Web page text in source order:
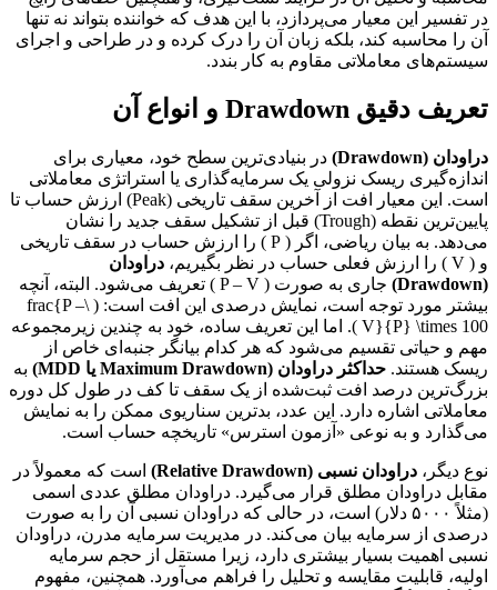
در تفسیر این معیار می‌پردازد، با این هدف که خواننده بتواند نه تنها
آن را محاسبه کند، بلکه زبان آن را درک کرده و در طراحی و اجرای
سیستم‌های معاملاتی مقاوم به کار بندد.
تعریف دقیق Drawdown و انواع آن
دراودان (Drawdown)
در بنیادی‌ترین سطح خود، معیاری برای
اندازه‌گیری ریسک نزولی یک سرمایه‌گذاری یا استراتژی معاملاتی
است. این معیار افت از آخرین سقف تاریخی (Peak) ارزش حساب تا
پایین‌ترین نقطه (Trough) قبل از تشکیل سقف جدید را نشان
می‌دهد. به بیان ریاضی، اگر ( P ) را ارزش حساب در سقف تاریخی
و ( V ) را ارزش فعلی حساب در نظر بگیریم،
دراودان
(Drawdown)
جاری به صورت ( P – V ) تعریف می‌شود. البته، آنچه
بیشتر مورد توجه است، نمایش درصدی این افت است: ( \frac{P –
V}{P} \times 100 ). اما این تعریف ساده، خود به چندین زیرمجموعه
مهم و حیاتی تقسیم می‌شود که هر کدام بیانگر جنبه‌ای خاص از
ریسک هستند. حداکثر دراودان (Maximum Drawdown یا MDD)
به
بزرگ‌ترین درصد افت ثبت‌شده از یک سقف تا کف در طول کل دوره
معاملاتی اشاره دارد. این عدد، بدترین سناریوی ممکن را به نمایش
می‌گذارد و به نوعی «آزمون استرس» تاریخچه حساب است.
نوع دیگر، دراودان نسبی (Relative Drawdown)
است که معمولاً در
مقابل دراودان مطلق قرار می‌گیرد. دراودان مطلق عددی اسمی
(مثلاً ۵۰۰۰ دلار) است، در حالی که دراودان نسبی آن را به صورت
درصدی از سرمایه بیان می‌کند. در مدیریت سرمایه مدرن، دراودان
نسبی اهمیت بسیار بیشتری دارد، زیرا مستقل از حجم سرمایه
اولیه، قابلیت مقایسه و تحلیل را فراهم می‌آورد. همچنین، مفهوم